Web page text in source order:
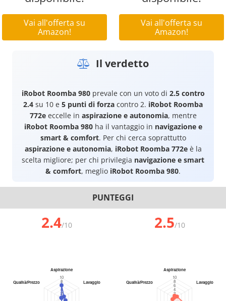
Vai all'offerta su
Amazon!
Vai all'offerta su
Amazon!
Il verdetto
iRobot Roomba 980prevale con un voto di 2.5 contro
2.4 su 10 e 5 punti di forza contro 2. iRobot Roomba
772eeccelle in aspirazione e autonomia, mentre
iRobot Roomba 980ha il vantaggio in navigazione e
smart & comfort. Per chi cerca soprattutto
aspirazione e autonomia, iRobot Roomba 772eè la
scelta migliore; per chi privilegia navigazione e smart
& comfort, meglio iRobot Roomba 980.
PUNTEGGI
2.4/10 2.5/10